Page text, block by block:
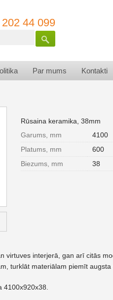
202 44 099
Par mums Kontakti
Rūsaina keramika, 38mm
Garums, mm
4100
Platums, mm
600
Biezums, mm
38
virtuves interjerā, gan arī citās
turklāt materiālam piemīt augsta